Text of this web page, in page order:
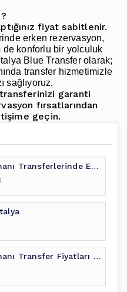
fiyat sabitlenir.
erken rezervasyon,
de konforlu bir yolculuk
Blue Transfer olarak;
transfer hizmetimizle
sağlıyoruz.
garanti
fırsatlarından
geçin.
Antalya Havalimanı Transferlerinde Erken Rezervasyon Fırsatları
Antalya Havalimanı Transfer Fiyatları 2026 – Uygun, Güvenli ve VIP Ulaşım Rehberi